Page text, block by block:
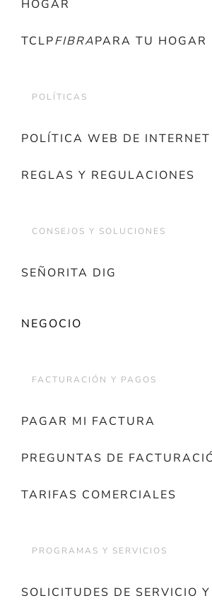
HOGAR
TCLPFIBRAPARA TU HOGAR
POLÍTICAS
POLÍTICA WEB DE INTERNET
REGLAS Y REGULACIONES
CONSEJOS Y SOLUCIONES
SEÑORITA DIG
NEGOCIO
FACTURACIÓN Y PAGOS
PAGAR MI FACTURA
PREGUNTAS DE
TARIFAS COMERCIALES
PROGRAMAS Y SERVICIOS
SOLICITUDES DE SERVICIO Y